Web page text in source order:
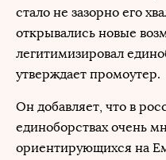
стало не зазорно его
открывались новые
легитимизировал
утверждает промоутер.
Он добавляет, что в
единоборствах очень
ориентирующихся на